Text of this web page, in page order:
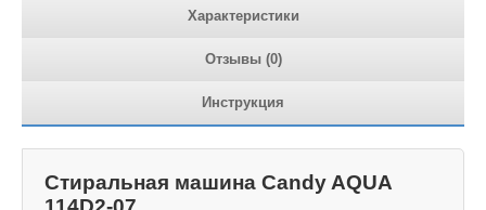
Характеристики
Отзывы (0)
Инструкция
Стиральная машина Candy AQUA